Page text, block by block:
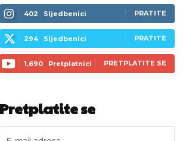
402 Sljedbenici PRATITE
294 Sljedbenici PRATITE
1,690 Pretplatnici PRETPLATITE SE
Pretplatite se